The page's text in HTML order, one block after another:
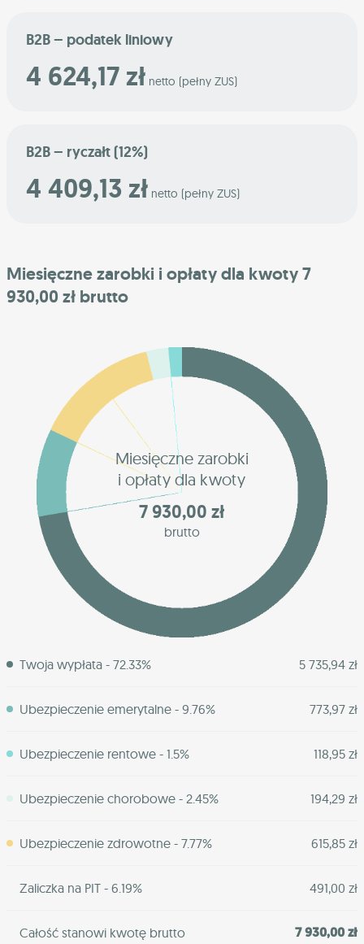
B2B – podatek liniowy
4 624,17 zł netto (pełny ZUS)
B2B – ryczałt (12%)
4 409,13 zł netto (pełny ZUS)
Miesięczne zarobki i opłaty dla kwoty 7
930,00 zł brutto
Miesięczne zarobki
i opłaty dla kwoty
7 930,00 zł
brutto
Twoja wypłata - 72.33% 5 735,94 zł
Ubezpieczenie emerytalne - 9.76% 773,97 zł
Ubezpieczenie rentowe - 1.5% 118,95 zł
Ubezpieczenie chorobowe - 2.45% 194,29 zł
Ubezpieczenie zdrowotne - 7.77% 615,85 zł
Zaliczka na PIT - 6.19% 491,00 zł
Całość stanowi kwotę brutto 7 930,00 zł